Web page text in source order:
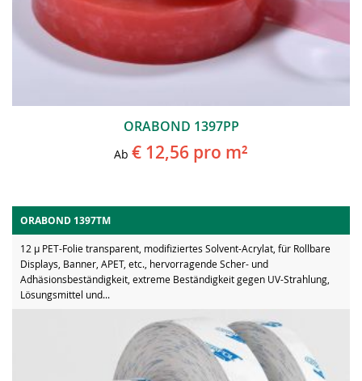
ORABOND 1397PP
Ab € 12,56 pro m²
ORABOND 1397TM
12 µ PET-Folie transparent, modifiziertes Solvent-Acrylat, für Rollbare
Displays, Banner, APET, etc., hervorragende Scher- und
Adhäsionsbeständigkeit, extreme Beständigkeit gegen UV-Strahlung,
Lösungsmittel und...